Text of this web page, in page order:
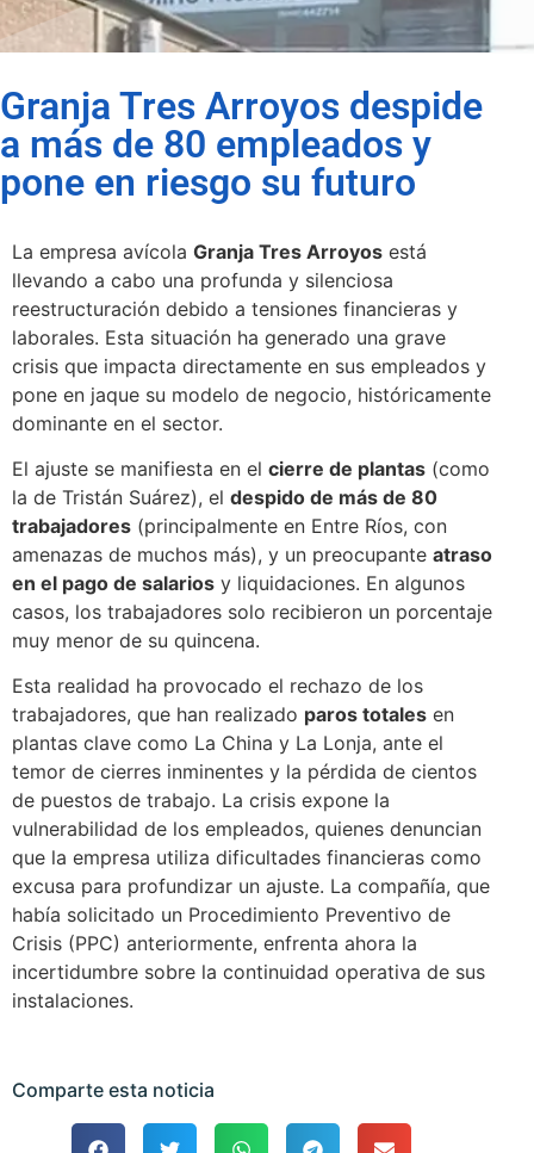
Granja Tres Arroyos despide
a más de 80 empleados y
pone en riesgo su futuro
La empresa avícola Granja Tres Arroyos está
llevando a cabo una profunda y silenciosa
reestructuración debido a tensiones financieras y
laborales. Esta situación ha generado una grave
crisis que impacta directamente en sus empleados y
pone en jaque su modelo de negocio, históricamente
dominante en el sector.
El ajuste se manifiesta en el cierre de plantas (como
la de Tristán Suárez), el despido de más de 80
trabajadores (principalmente en Entre Ríos, con
amenazas de muchos más), y un preocupante atraso
en el pago de salarios y liquidaciones. En algunos
casos, los trabajadores solo recibieron un porcentaje
muy menor de su quincena.
Esta realidad ha provocado el rechazo de los
trabajadores, que han realizado paros totales en
plantas clave como La China y La Lonja, ante el
temor de cierres inminentes y la pérdida de cientos
de puestos de trabajo. La crisis expone la
vulnerabilidad de los empleados, quienes denuncian
que la empresa utiliza dificultades financieras como
excusa para profundizar un ajuste. La compañía, que
había solicitado un Procedimiento Preventivo de
Crisis (PPC) anteriormente, enfrenta ahora la
incertidumbre sobre la continuidad operativa de sus
instalaciones.
Comparte esta noticia